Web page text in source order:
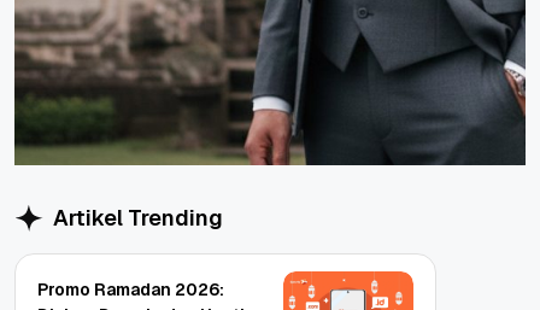
Artikel Trending
Promo Ramadan 2026: